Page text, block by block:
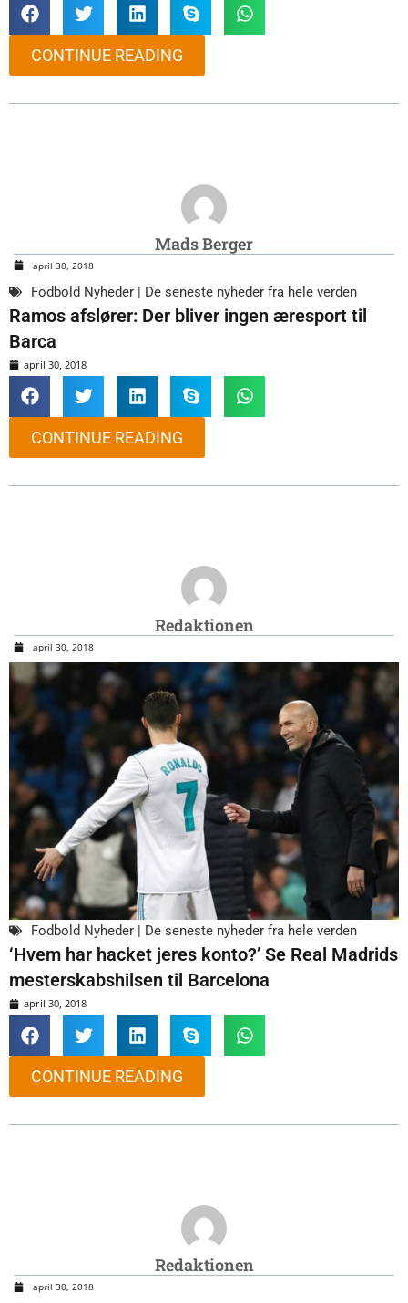
CONTINUE READING
Mads Berger
april 30, 2018
Fodbold Nyheder | De seneste nyheder fra hele verden
Ramos afslører: Der bliver ingen æresport til
Barca
april 30, 2018
CONTINUE READING
Redaktionen
april 30, 2018
Fodbold Nyheder | De seneste nyheder fra hele verden
‘Hvem har hacket jeres konto?’ Se Real Madrids
mesterskabshilsen til Barcelona
april 30, 2018
CONTINUE READING
Redaktionen
april 30, 2018